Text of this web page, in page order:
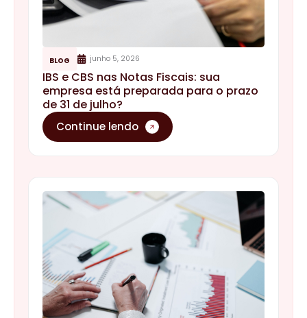
BLOG junho 5, 2026
IBS e CBS nas Notas Fiscais: sua
empresa está preparada para o prazo
de 31 de julho?
Continue lendo